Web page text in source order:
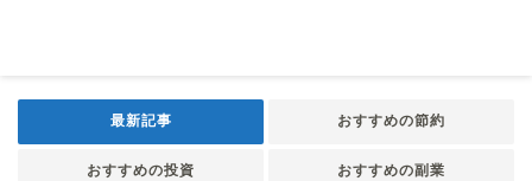
最新記事 おすすめの節約
おすすめの投資 おすすめの副業